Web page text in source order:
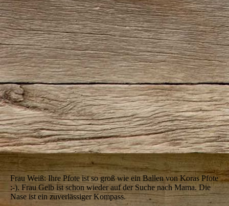
IMG_5700
Frau Weiß: Ihre Pfote ist so groß wie ein Ballen von Koras Pfote
:-). Frau Gelb ist schon wieder auf der Suche nach Mama. Die
Nase ist ein zuverlässiger Kompass.